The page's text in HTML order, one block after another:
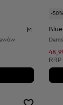
M
-
RRP